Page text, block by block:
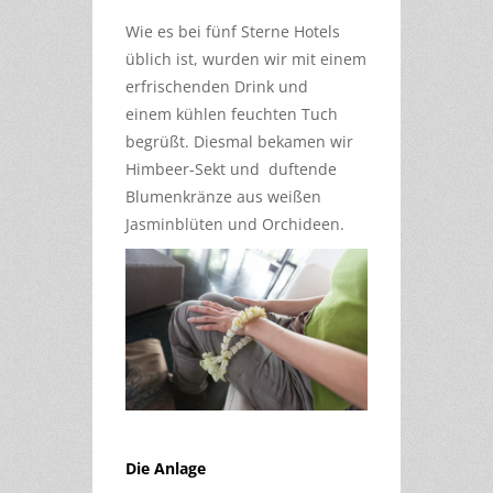
Wie es bei fünf Sterne Hotels
üblich ist, wurden wir mit einem
erfrischenden Drink und
einem kühlen feuchten Tuch
begrüßt. Diesmal bekamen wir
Himbeer-Sekt und duftende
Blumenkränze aus weißen
Jasminblüten und Orchideen.
Die Anlage